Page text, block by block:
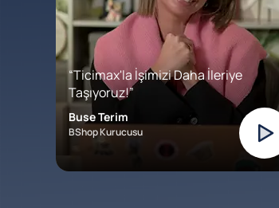
“Ticimax'la İşimizi Daha İleriye
Taşıyoruz!”
Buse Terim
BShop Kurucusu